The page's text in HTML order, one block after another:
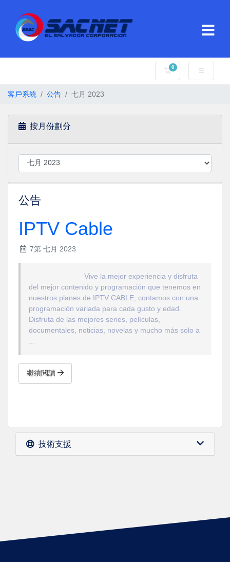
0
購物車
客戶系統 公告 七月 2023
按月份劃分
公告
IPTV Cable
7第 七月 2023
Vive la mejor experiencia y disfruta
del mejor contenido y programación que tenemos en
nuestros planes de IPTV CABLE, contamos con una
programación variada para cada gusto y edad.
Disfruta de las mejores series, películas,
documentales, noticias, novelas y mucho más solo a
繼續閱讀
技術支援